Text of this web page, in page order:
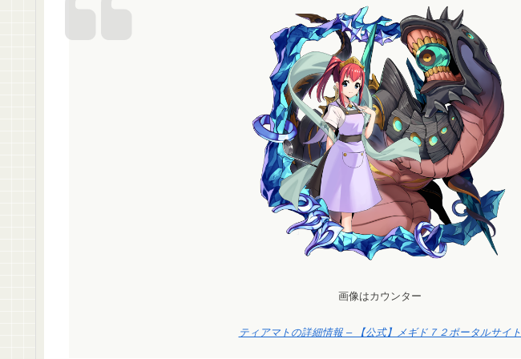
画像はカウンター
ティアマトの詳細情報 – 【公式】メギド７２ポータルサイト